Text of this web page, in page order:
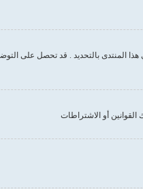
المنتدى بالتحديد . قد تحصل على